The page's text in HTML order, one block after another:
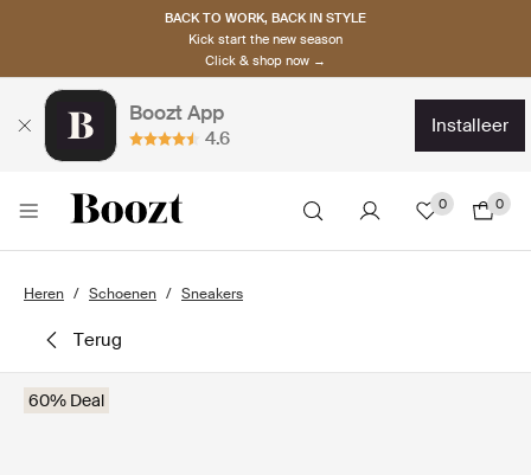
BACK TO WORK, BACK IN STYLE
Kick start the new season
Click & shop now →
Boozt App
4.6
installeer
0 0
Heren Schoenen Sneakers
terug
60% Deal